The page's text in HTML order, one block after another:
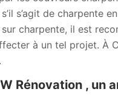
s’agit de charpente
charpente, il est
à un tel projet. À
Rénovation , un